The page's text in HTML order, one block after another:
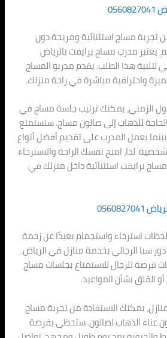
تجربة مساج استثنائية ومريحة دون
يعتبر مدرب مساج برايفت بالرياض
المثالي لتلبية هذا الطلب. يقدم مدربو المساج
واحترافية مباشرة في راحة منزلك.
الزمني، يمكنك ترتيب جلسة مساج في
للذهاب إلى صالون مساج. ستستمتع
بينما يعمل المدرب على تقديم أفضل أنواع
لذا، امنح نفسك الراحة والاسترخاء
برايفت استثنائية داخل منزلك في
لحظات استرخاء واستجمام بعيدًا عن زحمة
دور سبا الرجالي بخدمة منازل في الرياض.
فرصة للرجال للاستمتاع بجلسات مساج
القلق بشأن المواعيد.
يمكنك الاستفادة من تجربة مساج
عناء الذهاب لصالون. ستحظى بفرصة